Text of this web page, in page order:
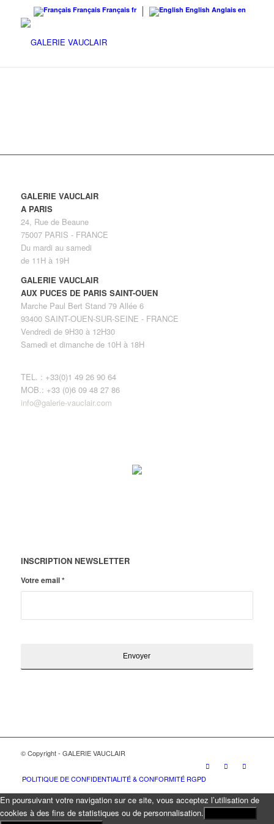
Français Français fr English Anglais en
GALERIE VAUCLAIR
A PARIS
24, Rue de Beaune
75007 PARIS - FRANCE
Du mardi au samedi
de 11H à 19H
GALERIE VAUCLAIR
AUX PUCES DE PARIS SAINT-OUEN
Marche Paul Bert Stand 79 Allée 6
93400 SAINT-OUEN-SUR-SEINE - FRANCE
Vendredi de 9H30 à 12H30
Samedi et dimanche de 10H à 18H
TEL. : +33(0)1 49 26 90 64
MOB.: +33 (0)6 09 48 27 86
info@galerie-vauclair.com
INSCRIPTION NEWSLETTER
Votre email*
© Copyright - GALERIE VAUCLAIR
POLITIQUE DE CONFIDENTIALITÉ & CONFORMITÉ RGPD
En poursuivant votre navigation sur ce site, vous acceptez l’utilisation de
cookies à des fins de statistiques ou de personnalisation.